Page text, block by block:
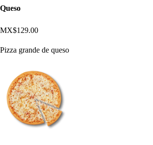
Queso
MX$129.00
Pizza grande de queso